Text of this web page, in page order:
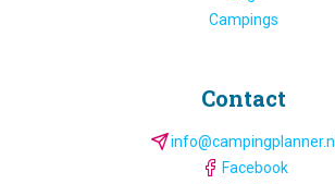
Campings
Contact
info@campingplanner.nl
Facebook